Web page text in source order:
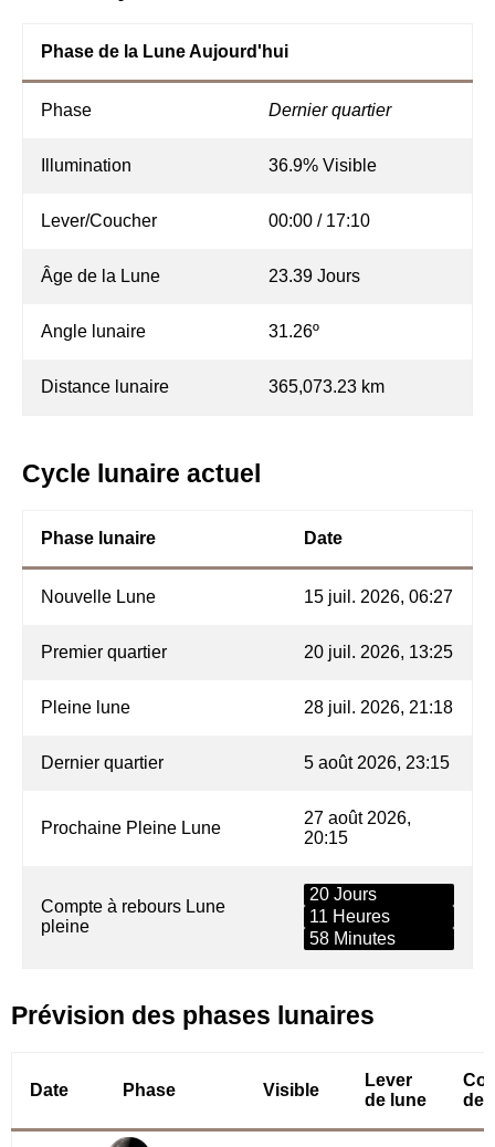
Phase de la Lune Aujourd'hui
Phase Dernier quartier
Illumination 36.9% Visible
Lever/Coucher 00:00 / 17:10
Âge de la Lune 23.39 Jours
Angle lunaire 31.26º
Distance lunaire 365,073.23 km
Cycle lunaire actuel
Phase lunaire Date
Nouvelle Lune 15 juil. 2026, 06:27
Premier quartier 20 juil. 2026, 13:25
Pleine lune 28 juil. 2026, 21:18
Dernier quartier 5 août 2026, 23:15
Prochaine Pleine Lune
27 août 2026,
20:15
Compte à rebours Lune
pleine
20 Jours
11 Heures
58 Minutes
Prévision des phases lunaires
Date Phase Visible
Lever
de lune
de